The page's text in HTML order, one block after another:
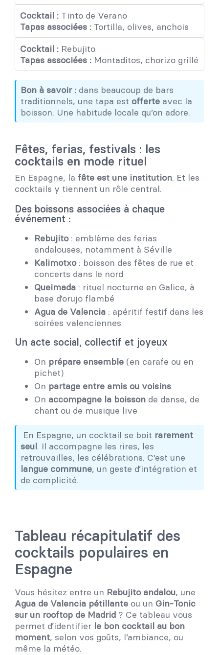
Cocktail :Tinto de Verano
Tapas associées :Tortilla, olives, anchois
Cocktail :Rebujito
Tapas associées :Montaditos, chorizo grillé
Bon à savoir:dans beaucoup de bars
traditionnels, une tapa est offerteavec la
boisson. Une habitude locale qu’on adore.
Fêtes, ferias, festivals : les
cocktails en mode rituel
En Espagne, la fête est une institution. Et les
cocktails y tiennent un rôle central.
Des boissons associées à chaque
événement :
Rebujito: emblème des ferias
andalouses, notamment à Séville
Kalimotxo: boisson des fêtes de rue et
concerts dans le nord
Queimada: rituel nocturne en Galice, à
base d’orujo flambé
Agua de Valencia: apéritif festif dans les
soirées valenciennes
Un acte social, collectif et joyeux
On prépare ensemble(en carafe ou en
pichet)
On partage entre amis ou voisins
On accompagne la boissonde danse, de
chant ou de musique live
En Espagne, un cocktail se boit rarement
seul. Il accompagne les rires, les
retrouvailles, les célébrations. C’est une
langue commune, un geste d’intégration et
de complicité.
Tableau récapitulatif des
cocktails populaires en
Espagne
Vous hésitez entre un Rebujito andalou, une
Agua de Valencia pétillanteou un Gin-Tonic
sur un rooftop de Madrid? Ce tableau vous
permet d’identifier le bon cocktail au bon
moment, selon vos goûts, l’ambiance, ou
même la météo.